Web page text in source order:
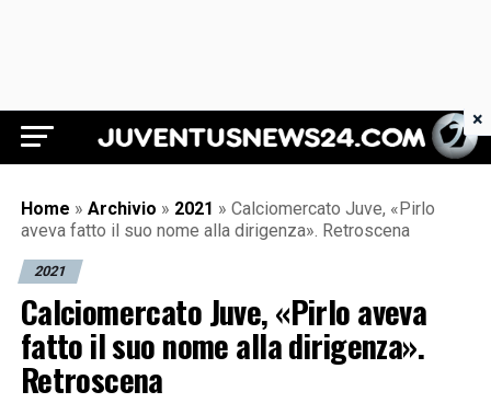
Juventus News 24
Home » Archivio » 2021 » Calciomercato Juve, «Pirlo
aveva fatto il suo nome alla dirigenza». Retroscena
2021
Calciomercato Juve, «Pirlo aveva
fatto il suo nome alla dirigenza».
Retroscena
×